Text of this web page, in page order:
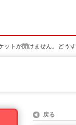
ットが開けません。どう
戻る